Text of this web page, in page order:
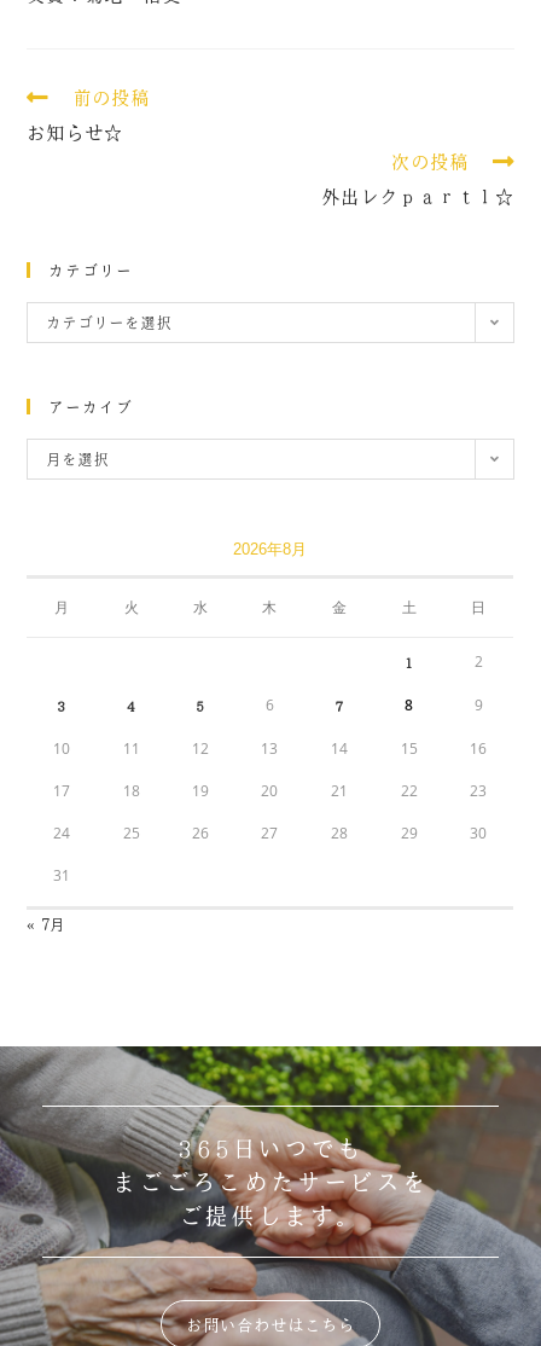
前の投稿
お知らせ☆
次の投稿
外出レクｐａｒｔ１☆
カテゴリー
カテゴリーを選択
アーカイブ
月を選択
2026年8月
月 火 水 木 金 土 日
1 2
3 4 5 6 7 8 9
10 11 12 13 14 15 16
17 18 19 20 21 22 23
24 25 26 27 28 29 30
31
« 7月
365日いつでも
まごごろこめたサービスを
ご提供します。
お問い合わせはこちら